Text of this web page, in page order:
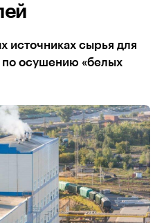
источниках сырья для
по осушению «белых